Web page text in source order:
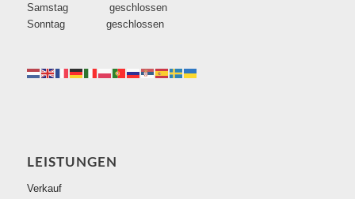
Samstag geschlossen
Sonntag geschlossen
LEISTUNGEN
Verkauf